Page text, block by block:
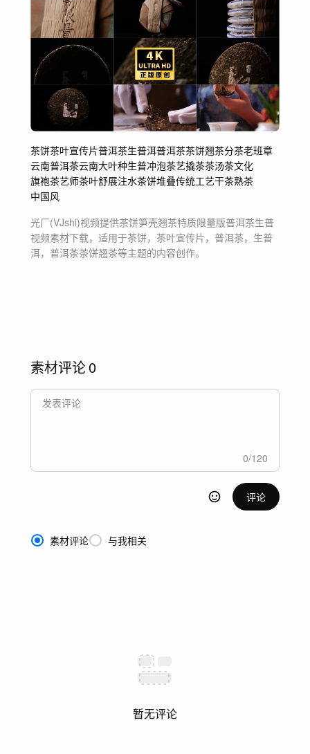
茶饼茶叶宣传片普洱茶生普洱普洱茶茶饼翘茶分茶老班章
云南普洱茶云南大叶种生普冲泡茶艺撬茶茶汤茶文化
旗袍茶艺师茶叶舒展注水茶饼堆叠传统工艺干茶熟茶
中国风
光厂(VJshi)视频提供茶饼笋壳翘茶特质限量版普洱茶生普
视频素材下载，适用于茶饼，茶叶宣传片，普洱茶，生普
洱，普洱茶茶饼翘茶等主题的内容创作。
素材评论0
0/120
评论
素材评论 与我相关
暂无评论